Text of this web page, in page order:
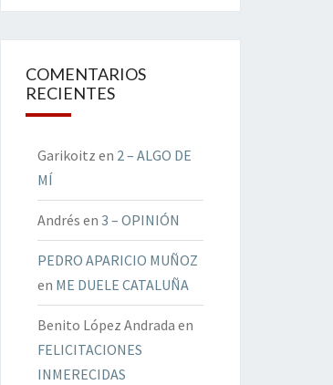
COMENTARIOS
RECIENTES
Garikoitz en 2 – ALGO DE
MÍ
Andrés en 3 – OPINIÓN
PEDRO APARICIO MUÑOZ
en ME DUELE CATALUÑA
Benito López Andrada en
FELICITACIONES
INMERECIDAS